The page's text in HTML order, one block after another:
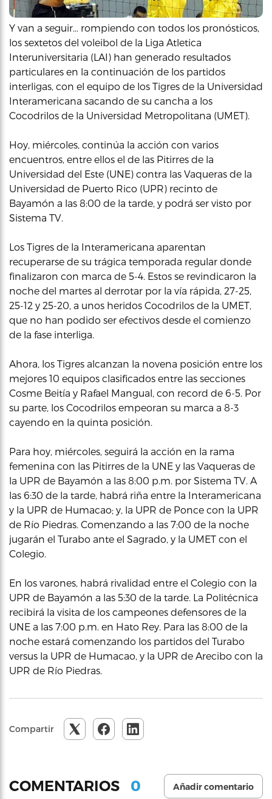
Y van a seguir… rompiendo con todos los pronósticos,
los sextetos del voleibol de la Liga Atletica
Interuniversitaria (LAI) han generado resultados
particulares en la continuación de los partidos
interligas, con el equipo de los Tigres de la Universidad
Interamericana sacando de su cancha a los
Cocodrilos de la Universidad Metropolitana (UMET).
Hoy, miércoles, continúa la acción con varios
encuentros, entre ellos el de las Pitirres de la
Universidad del Este (UNE) contra las Vaqueras de la
Universidad de Puerto Rico (UPR) recinto de
Bayamón a las 8:00 de la tarde, y podrá ser visto por
Sistema TV.
Los Tigres de la Interamericana aparentan
recuperarse de su trágica temporada regular donde
finalizaron con marca de 5-4. Estos se revindicaron la
noche del martes al derrotar por la vía rápida, 27-25,
25-12 y 25-20, a unos heridos Cocodrilos de la UMET,
que no han podido ser efectivos desde el comienzo
de la fase interliga.
Ahora, los Tigres alcanzan la novena posición entre los
mejores 10 equipos clasificados entre las secciones
Cosme Beitía y Rafael Mangual, con record de 6-5. Por
su parte, los Cocodrilos empeoran su marca a 8-3
cayendo en la quinta posición.
Para hoy, miércoles, seguirá la acción en la rama
femenina con las Pitirres de la UNE y las Vaqueras de
la UPR de Bayamón a las 8:00 p.m. por Sistema TV. A
las 6:30 de la tarde, habrá riña entre la Interamericana
y la UPR de Humacao; y, la UPR de Ponce con la UPR
de Río Piedras. Comenzando a las 7:00 de la noche
jugarán el Turabo ante el Sagrado, y la UMET con el
Colegio.
En los varones, habrá rivalidad entre el Colegio con la
UPR de Bayamón a las 5:30 de la tarde. La Politécnica
recibirá la visita de los campeones defensores de la
UNE a las 7:00 p.m. en Hato Rey. Para las 8:00 de la
noche estará comenzando los partidos del Turabo
versus la UPR de Humacao, y la UPR de Arecibo con la
UPR de Río Piedras.
Compartir
COMENTARIOS 0 Añadir comentario